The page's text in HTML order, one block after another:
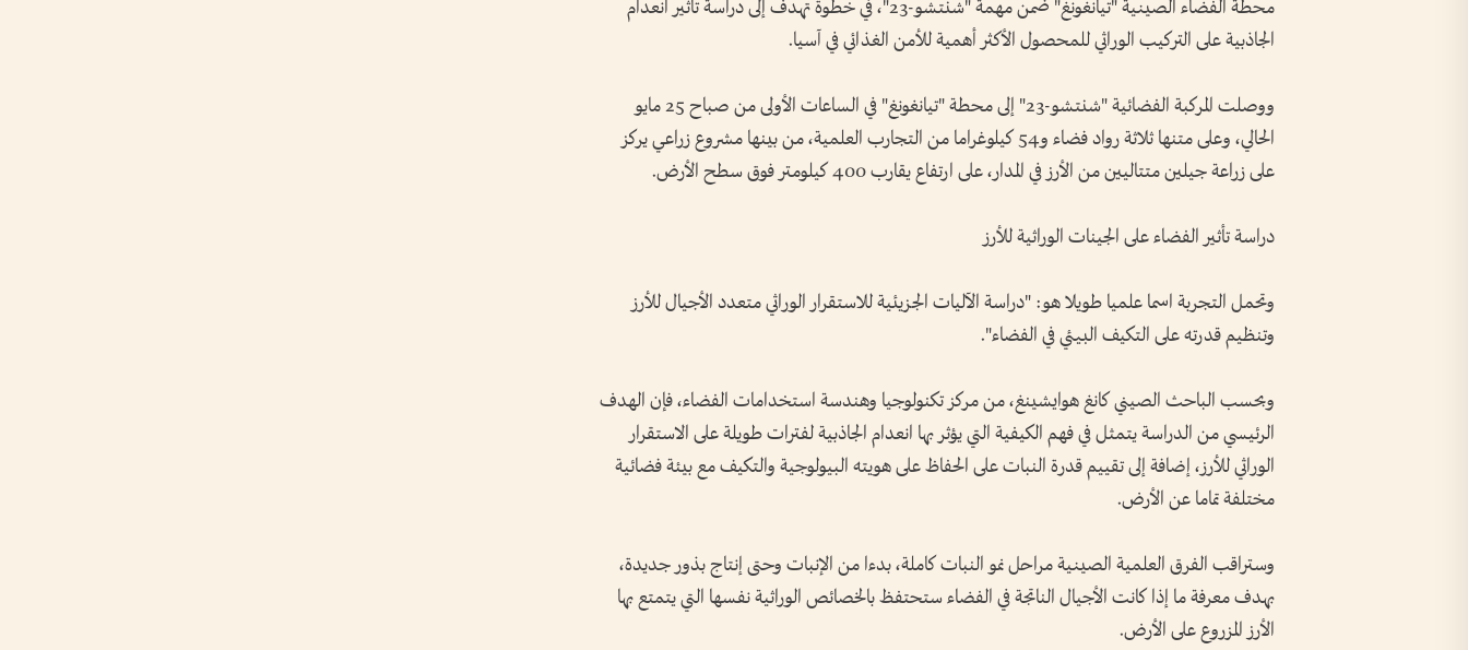
محطة الفضاء الصينية "تيانغونغ" ضمن مهمة "شنتشو-23"، في خطوة تهدف إلى دراسة تأثير انعدام
الجاذبية على التركيب الوراثي للمحصول الأكثر أهمية للأمن الغذائي في آسيا.
ووصلت المركبة الفضائية "شنتشو-23" إلى محطة "تيانغونغ" في الساعات الأولى من صباح 25 مايو
الحالي، وعلى متنها ثلاثة رواد فضاء و54 كيلوغراما من التجارب العلمية، من بينها مشروع زراعي يركز
على زراعة جيلين متتاليين من الأرز في المدار، على ارتفاع يقارب 400 كيلومتر فوق سطح الأرض.
دراسة تأثير الفضاء على الجينات الوراثية للأرز
وتحمل التجربة اسما علميا طويلا هو: "دراسة الآليات الجزيئية للاستقرار الوراثي متعدد الأجيال للأرز
وتنظيم قدرته على التكيف البيئي في الفضاء".
وبحسب الباحث الصيني كانغ هوايشينغ، من مركز تكنولوجيا وهندسة استخدامات الفضاء، فإن الهدف
الرئيسي من الدراسة يتمثل في فهم الكيفية التي يؤثر بها انعدام الجاذبية لفترات طويلة على الاستقرار
الوراثي للأرز، إضافة إلى تقييم قدرة النبات على الحفاظ على هويته البيولوجية والتكيف مع بيئة فضائية
مختلفة تماما عن الأرض.
وستراقب الفرق العلمية الصينية مراحل نمو النبات كاملة، بدءا من الإنبات وحتى إنتاج بذور جديدة،
بهدف معرفة ما إذا كانت الأجيال الناتجة في الفضاء ستحتفظ بالخصائص الوراثية نفسها التي يتمتع بها
الأرز المزروع على الأرض.